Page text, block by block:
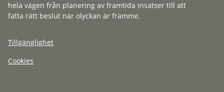
hela vägen från planering av framtida insatser till att
fatta rätt beslut när olyckan är framme.
Tillgänglighet
Cookies